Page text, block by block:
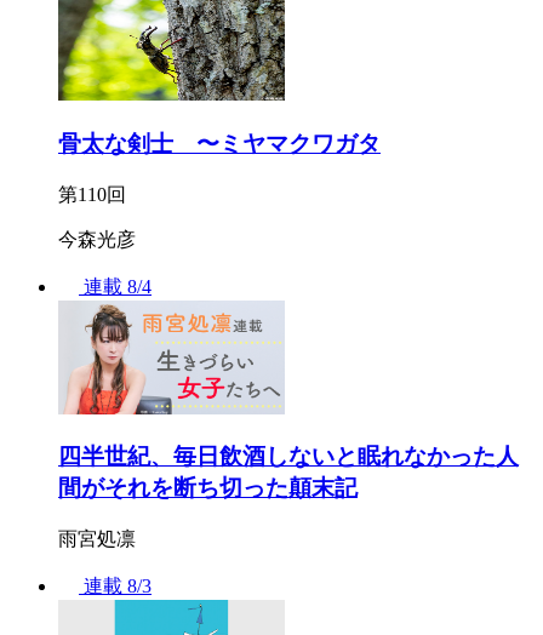
骨太な剣士 〜ミヤマクワガタ
第110回
今森光彦
連載 8/4
四半世紀、毎日飲酒しないと眠れなかった人
間がそれを断ち切った顛末記
雨宮処凛
連載 8/3